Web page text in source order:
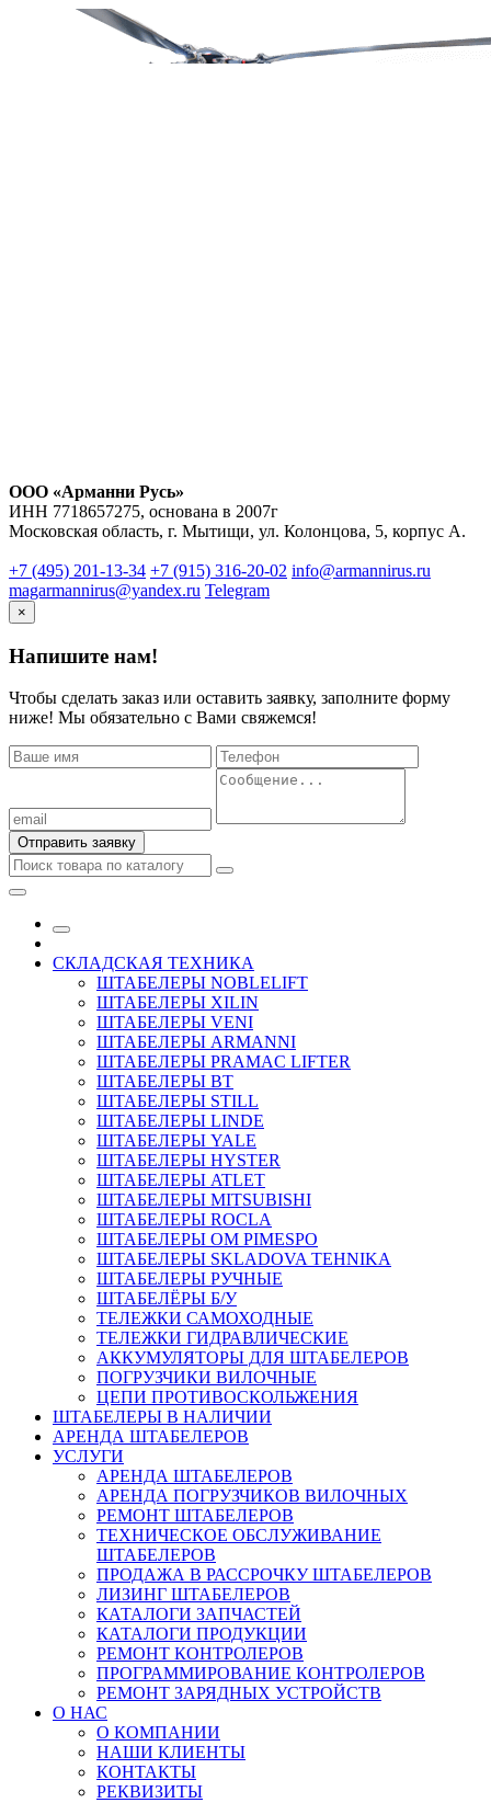
ООО «Арманни Русь»
ИНН 7718657275, основана в 2007г
Московская область, г. Мытищи, ул. Колонцова, 5, корпус А.
+7 (495) 201-13-34 ‪+7 (915) 316-20-02 info@armannirus.ru
magarmannirus@yandex.ru Telegram
×
Напишите нам!
Чтобы сделать заказ или оставить заявку, заполните форму
ниже! Мы обязательно с Вами свяжемся!
Отправить заявку
СКЛАДСКАЯ ТЕХНИКА
ШТАБЕЛЕРЫ NOBLELIFT
ШТАБЕЛЕРЫ XILIN
ШТАБЕЛЕРЫ VENI
ШТАБЕЛЕРЫ ARMANNI
ШТАБЕЛЕРЫ PRAMAC LIFTER
ШТАБЕЛЕРЫ BT
ШТАБЕЛЕРЫ STILL
ШТАБЕЛЕРЫ LINDE
ШТАБЕЛЕРЫ YALE
ШТАБЕЛЕРЫ HYSTER
ШТАБЕЛЕРЫ ATLET
ШТАБЕЛЕРЫ MITSUBISHI
ШТАБЕЛЕРЫ ROCLA
ШТАБЕЛЕРЫ OM PIMESPO
ШТАБЕЛЕРЫ SKLADOVA TEHNIKA
ШТАБЕЛЕРЫ РУЧНЫЕ
ШТАБЕЛЁРЫ Б/У
ТЕЛЕЖКИ САМОХОДНЫЕ
ТЕЛЕЖКИ ГИДРАВЛИЧЕСКИЕ
АККУМУЛЯТОРЫ ДЛЯ ШТАБЕЛЕРОВ
ПОГРУЗЧИКИ ВИЛОЧНЫЕ
ЦЕПИ ПРОТИВОСКОЛЬЖЕНИЯ
ШТАБЕЛЕРЫ В НАЛИЧИИ
АРЕНДА ШТАБЕЛЕРОВ
УСЛУГИ
АРЕНДА ШТАБЕЛЕРОВ
АРЕНДА ПОГРУЗЧИКОВ ВИЛОЧНЫХ
РЕМОНТ ШТАБЕЛЕРОВ
ТЕХНИЧЕСКОЕ ОБСЛУЖИВАНИЕ
ШТАБЕЛЕРОВ
ПРОДАЖА В РАССРОЧКУ ШТАБЕЛЕРОВ
ЛИЗИНГ ШТАБЕЛЕРОВ
КАТАЛОГИ ЗАПЧАСТЕЙ
КАТАЛОГИ ПРОДУКЦИИ
РЕМОНТ КОНТРОЛЕРОВ
ПРОГРАММИРОВАНИЕ КОНТРОЛЕРОВ
РЕМОНТ ЗАРЯДНЫХ УСТРОЙСТВ
О НАС
О КОМПАНИИ
НАШИ КЛИЕНТЫ
КОНТАКТЫ
РЕКВИЗИТЫ